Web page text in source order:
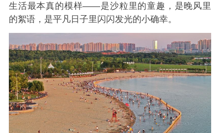
生活最本真的模样——是沙粒里的童趣，是晚风里
的絮语，是平凡日子里闪闪发光的小确幸。